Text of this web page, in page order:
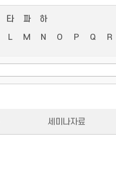
타 파
하
L M N O P Q R
세미나자료